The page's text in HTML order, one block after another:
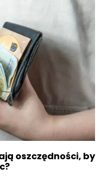
oszczędności, by